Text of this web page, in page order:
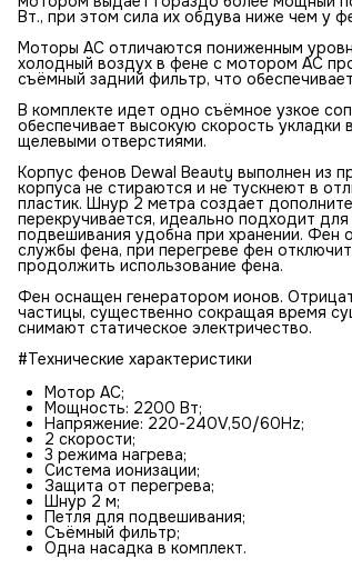
Вт., при этом сила их обдува ниже чем
Моторы AC отличаются пониженным
холодный воздух в фене с мотором AC
съёмный задний фильтр, что
В комплекте идет одно съёмное узкое
обеспечивает высокую скорость
щелевыми отверстиями.
Корпус фенов Dewal Beauty выполнен из
корпуса не стираются и не тускнеют в
пластик. Шнур 2 метра создает
перекручивается, идеально подходит
подвешивания удобна при хранении. Фен
службы фена, при перегреве фен
продолжить использование фена.
Фен оснащен генератором ионов.
частицы, существенно сокращая время
снимают статическое электричество.
#Технические характеристики
Мотор AC;
Мощность: 2200 Вт;
Напряжение: 220-240V,50/60Hz;
2 скорости;
3 режима нагрева;
Система ионизации;
Защита от перегрева;
Шнур 2 м;
Петля для подвешивания;
Съёмный фильтр;
Одна насадка в комплект.